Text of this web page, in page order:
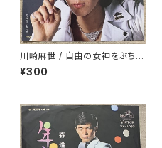
川崎麻世 / 自由の女神をぶちこ
わせ
¥300